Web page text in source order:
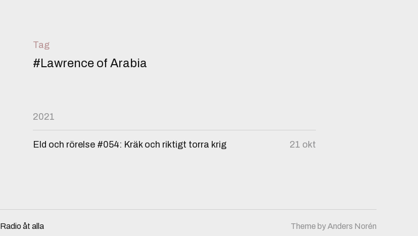
Tag
#Lawrence of Arabia
2021
Eld och rörelse #054: Kräk och riktigt torra krig 21 okt
Radio åt alla Theme byAnders Norén